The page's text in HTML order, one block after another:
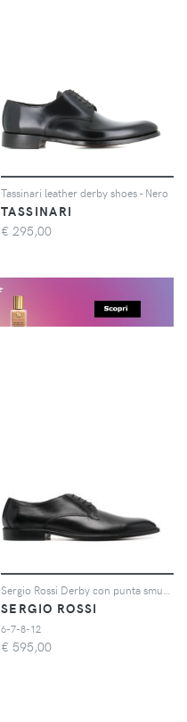
Tassinari leather derby shoes - Nero
TASSINARI
€ 295,00
SERGIO ROSSI
6-7-8-12
€ 595,00